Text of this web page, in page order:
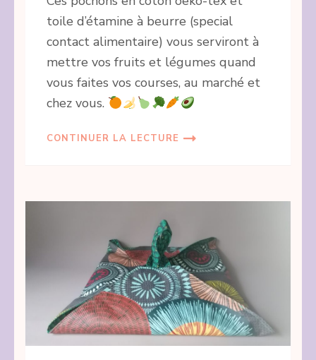
toile d’étamine à beurre (special
contact alimentaire) vous serviront à
mettre vos fruits et légumes quand
vous faites vos courses, au marché et
chez vous.
CONTINUER LA LECTURE